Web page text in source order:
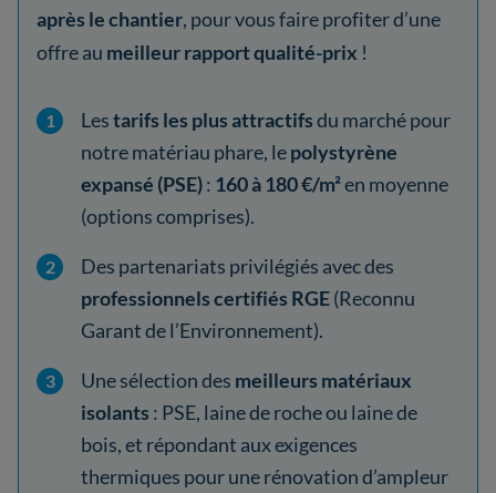
après le chantier, pour vous faire profiter d’une
offre au meilleur rapport qualité-prix !
Lestarifs les plus attractifsdu marché pour
notre matériau phare, lepolystyrène
expansé (PSE): 160 à 180 €/m²en moyenne
(options comprises).
Des partenariats privilégiés avec des
professionnels certifiés RGE(Reconnu
Garant de l’Environnement).
Une sélection des meilleurs matériaux
isolants : PSE, laine de roche ou laine de
bois, et répondant aux exigences
thermiques pour une rénovation d’ampleur